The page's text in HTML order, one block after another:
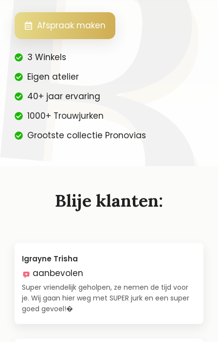
Afspraak maken
3 Winkels
Eigen atelier
40+ jaar ervaring
1000+ Trouwjurken
Grootste collectie Pronovias
Blije klanten:
Igrayne Trisha
aanbevolen
Super vriendelijk geholpen, ze nemen de tijd voor
je. Wij gaan hier weg met SUPER jurk en een super
goed gevoel!�